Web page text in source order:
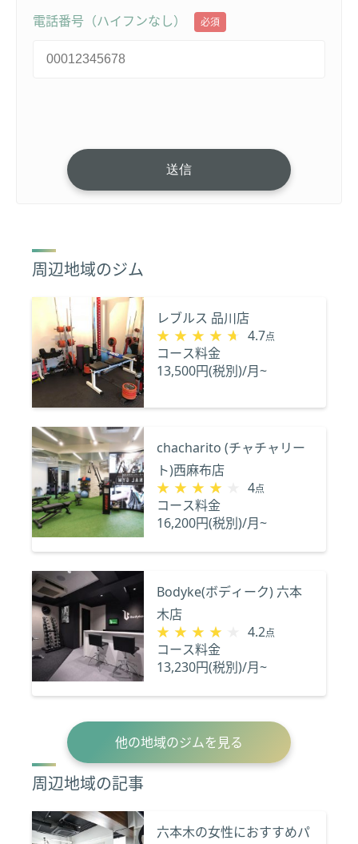
電話番号（ハイフンなし） 必須
周辺地域のジム
レブルス 品川店
★★★★★
★★★★★ 4.7点
コース料金
13,500円(税別)/月~
chacharito (チャチャリー
ト)西麻布店
★★★★★
★★★★★ 4点
コース料金
16,200円(税別)/月~
Bodyke(ボディーク) 六本
木店
★★★★★
★★★★★ 4.2点
コース料金
13,230円(税別)/月~
他の地域のジムを見る
周辺地域の記事
六本木の女性におすすめパ